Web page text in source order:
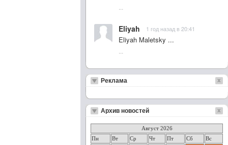
Eliyah 1 год назад в 20:41
Eliyah Maletsky ...
Реклама
Архив новостей
Август 2026
Пн
Вт Ср Чт Пт Сб
Вс